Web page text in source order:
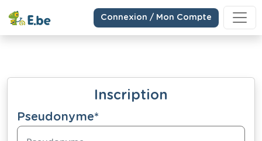
Connexion / Mon Compte
Inscription
Pseudonyme*